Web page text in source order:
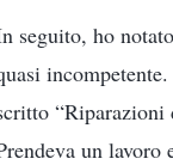
seguito, ho
“Riparazioni
un